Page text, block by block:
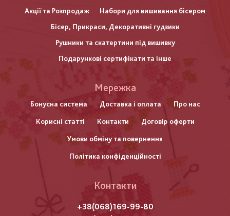
Акції та Розпродаж
Набори для вишивання бісером
Бісер, Прикраси, Декоративні гудзики
Рушники та скатертини під вишивку
Подарункові сертифікати та інше
нижнього
колонтитулу
Мережка
Бонусна система Доставка і оплата Про нас
Корисні статті Контакти Договір оферти
Умови обміну та повернення
Політика конфіденційності
Контакти
+38(068)169-99-80